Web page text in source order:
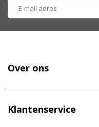
Over ons
Klantenservice